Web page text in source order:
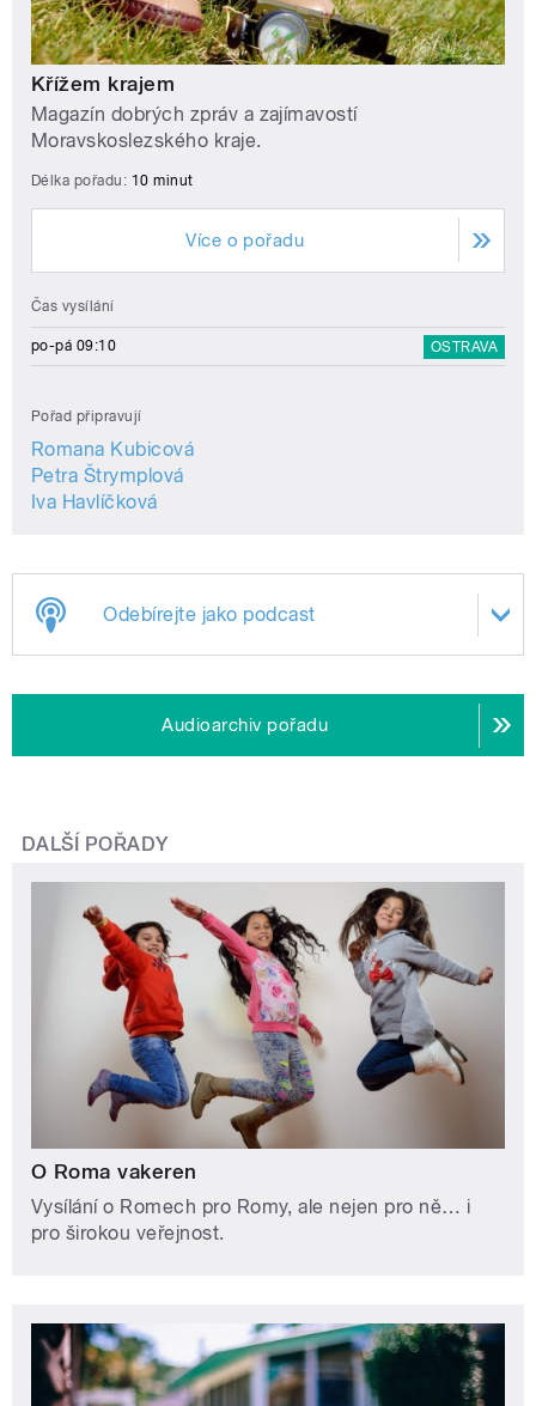
Křížem krajem
Magazín dobrých zpráv a zajímavostí
Moravskoslezského kraje.
Délka pořadu: 10 minut
Více o pořadu
Čas vysílání
po-pá 09:10 OSTRAVA
Pořad připravují
Romana Kubicová
Petra Štrymplová
Iva Havlíčková
Odebírejte jako podcast
Audioarchiv pořadu
DALŠÍ POŘADY
O Roma vakeren
Vysílání o Romech pro Romy, ale nejen pro ně… i
pro širokou veřejnost.